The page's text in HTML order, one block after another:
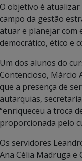
O objetivo é
campo da gestão
atuar e planejar com
democrático, ético e
Um dos alunos do
Contencioso, Márcio
que a presença de
autarquias,
“enriqueceu a troca
proporcionada pelo
Os servidores
Ana Célia Madruga e